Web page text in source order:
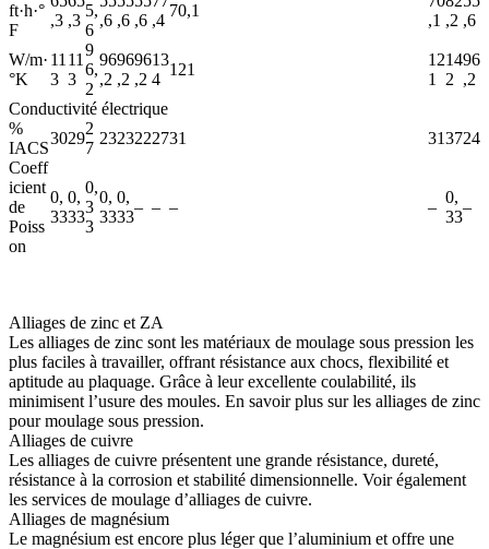
ft·h·°⁠
F
,3 ,3
5,
6
,6 ,6 ,6 ,4
70,1
,1 ,2 ,6
W/m·
°⁠K
11
3
11
3
9
6,
2
96
,2
96
,2
96
,2
13
4
121
12
1
14
2
96
,2
Conductivité électrique
%
IACS
3029
2
7
2323222731 313724
Coeff
icient
de
Poiss
on
0,
33
0,
33
0,
3
3
0,
33
0,
33
– – – –
0,
33
–
Alliages de zinc et ZA
Les alliages de zinc sont les matériaux de moulage sous pression les
plus faciles à travailler, offrant résistance aux chocs, flexibilité et
aptitude au plaquage. Grâce à leur excellente coulabilité, ils
minimisent l’usure des moules. En savoir plus sur les alliages de zinc
pour moulage sous pression.
Alliages de cuivre
Les alliages de cuivre présentent une grande résistance, dureté,
résistance à la corrosion et stabilité dimensionnelle. Voir également
les services de moulage d’alliages de cuivre.
Alliages de magnésium
Le magnésium est encore plus léger que l’aluminium et offre une